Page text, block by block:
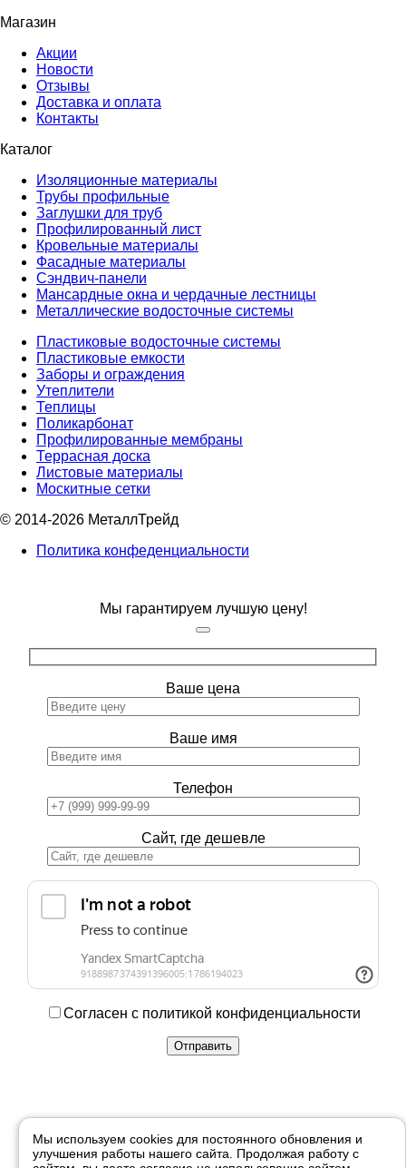
Магазин
Акции
Новости
Отзывы
Доставка и оплата
Контакты
Каталог
Изоляционные материалы
Трубы профильные
Заглушки для труб
Профилированный лист
Кровельные материалы
Фасадные материалы
Сэндвич-панели
Мансардные окна и чердачные лестницы
Металлические водосточные системы
Пластиковые водосточные системы
Пластиковые емкости
Заборы и ограждения
Утеплители
Теплицы
Поликарбонат
Профилированные мембраны
Террасная доска
Листовые материалы
Москитные сетки
© 2014-2026 МеталлТрейд
Политика конфеденциальности
Мы гарантируем лучшую цену!
Ваше цена
Ваше имя
Телефон
Сайт, где дешевле
Согласен с политикой конфиденциальности
Купить в 1 клик
Мы используем cookies для постоянного обновления и
улучшения работы нашего сайта. Продолжая работу с